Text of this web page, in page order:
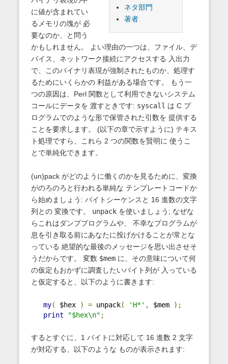
ネタ部門
著者
に値が含まれてい
るメモリの塊が 必
要なのか、と問う
かもしれません。 よい理由の一つは、ファイル、デ
バイス、ネットワーク接続にアクセスする 入出力
で、このバイナリ表現が強制されたものか、処理す
るためにいくらかの 利益がある場合です。 もう一
つの原因は、Perl 関数として利用できないシステム
コールにデータを 渡すときです: syscall は C プ
ログラムでのような形で保管された引数を 提供する
ことを要求します。 (以下の章で示すように) テキス
ト処理ですら、これら 2 つの関数を賢明に 使うこ
とで単純化できます。
(un)pack がどのように働くのかを見るために、変換
がのろのろと行われる単純な テンプレートコードか
ら始めましょう: バイトシーケンスと 16 進数の文字
列との 変換です。 unpackを使いましょう; なぜな
らこれはダンププログラムや、 不幸なプログラムが
息を引き取る前にあなたに投げかけることが常とな
っている 絶望的な最後のメッセージを思い出させそ
うだからです。 変数 $memに、その意味について何
の仮定もおかずに調査したいバイト列が 入っている
と仮定すると、以下のように書きます:
my( $hex ) = unpack( 'H*' , $mem
);
print
"$hex\n" ;
するとすぐに、1 バイトに対応して 16 進数 2 文字
が対応する、以下のような ものが表示されます: